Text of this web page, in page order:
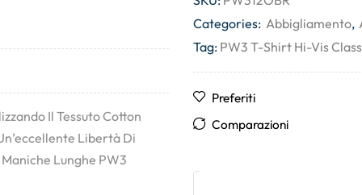
Il Tessuto Cotton
Libertà Di
Lunghe PW3
Categories: Abbigliamento,
Tag: PW3 T-Shirt Hi-Vis
Preferiti
Comparazioni